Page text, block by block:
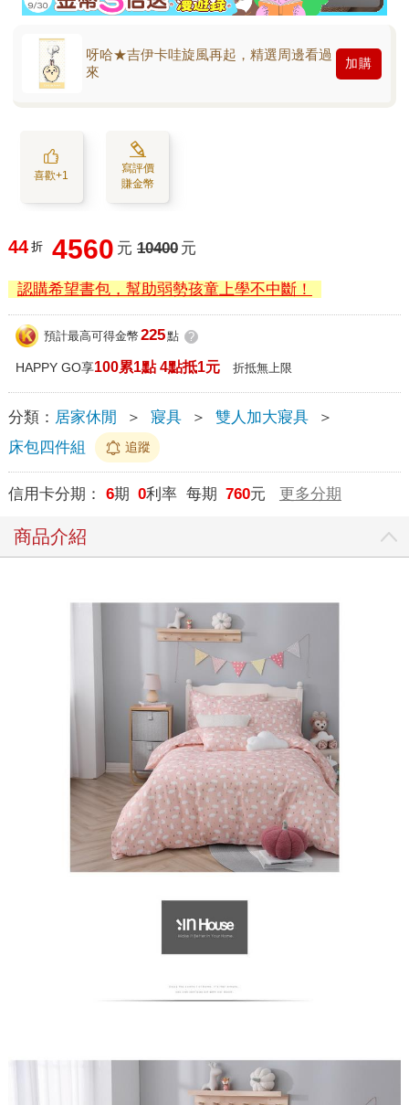
呀哈★吉伊卡哇旋風再起，精選周邊看過
來
加購
喜歡+1
寫評價
賺金幣
44 折 4560 元 10400 元
認購希望書包，幫助弱勢孩童上學不中斷！
預計最高可得金幣 225點 ?
HAPPY GO享100累1點 4點抵1元 折抵無上限
分類： 居家休閒 ＞ 寢具 ＞ 雙人加大寢具
＞
床包四件組
追蹤
信用卡分期： 6期 0利率 每期 760元 更多分期
商品介紹